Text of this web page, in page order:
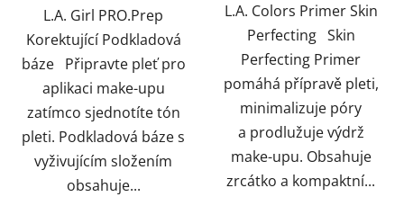
hvězdiček.
L.A. Girl PRO.Prep
Korektující Podkladová
báze Připravte pleť pro
aplikaci make-upu
zatímco sjednotíte tón
pleti. Podkladová báze s
vyživujícím složením
obsahuje...
L.A. Colors Primer Skin
Perfecting Skin
Perfecting Primer
pomáhá přípravě pleti,
minimalizuje póry
a prodlužuje výdrž
make-upu. Obsahuje
zrcátko a kompaktní...